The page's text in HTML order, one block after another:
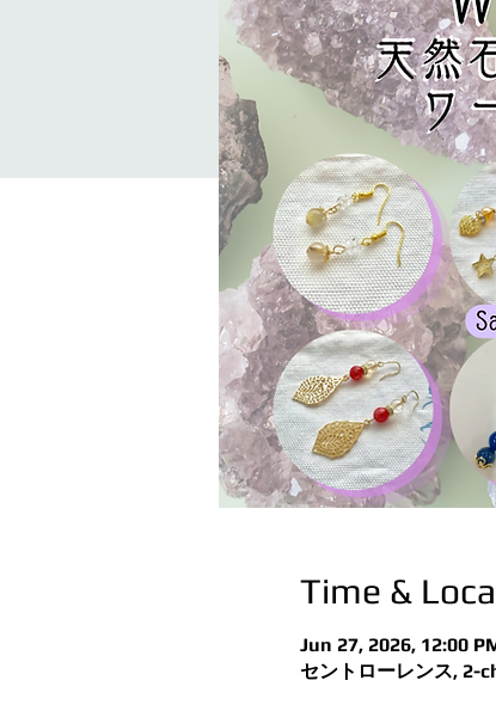
Time &
Jun 27, 2026, 12:00
セントローレンス, 2-